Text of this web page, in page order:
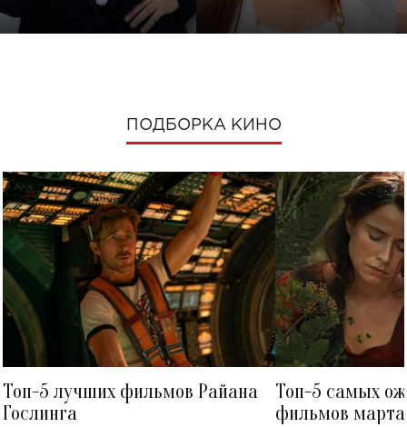
ПОДБОРКА КИНО
Топ-5 лучших фильмов Райана
Гослинга
Топ-5 самых
фильмов